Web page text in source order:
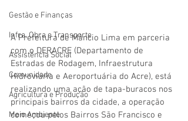
Gestão e Finanças
Infra, Obra e Transporte
Assistência Social
Comunidade
Agricultura e Produção
Meio Ambiente
A Prefeitura de Mâncio Lima em parceria
com o DERACRE (Departamento de
Estradas de Rodagem, Infraestrutura
Hidroviária e Aeroportuária do Acre), está
realizando uma ação de tapa-buracos nos
principais bairros da cidade, a operação
começou pelos Bairros São Francisco e